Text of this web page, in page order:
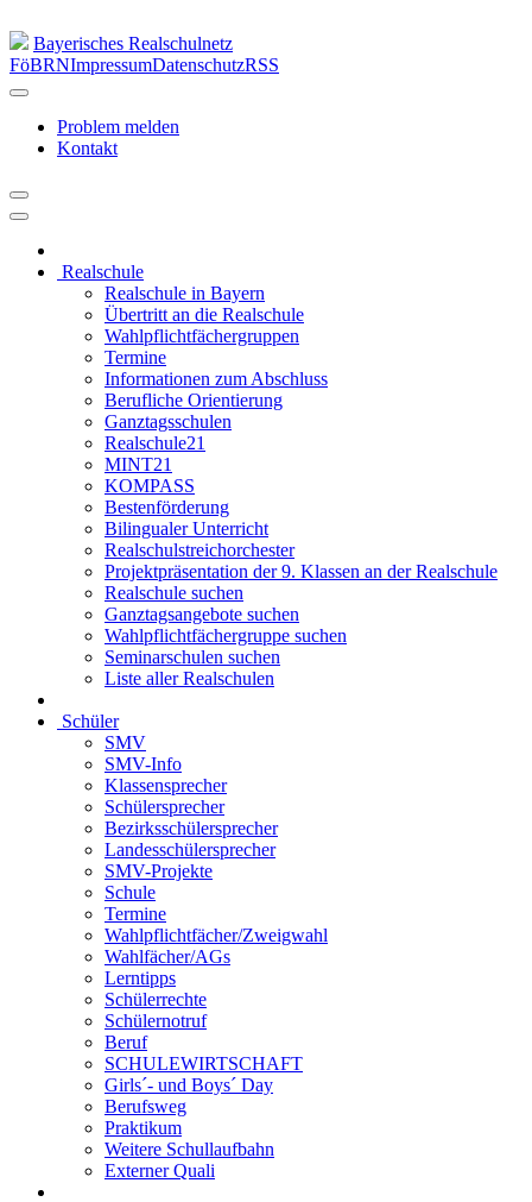
Bayerisches Realschulnetz
FöBRNImpressumDatenschutzRSS
Problem melden
Kontakt
Realschule
Realschule in Bayern
Übertritt an die Realschule
Wahlpflichtfächergruppen
Termine
Informationen zum Abschluss
Berufliche Orientierung
Ganztagsschulen
Realschule21
MINT21
KOMPASS
Bestenförderung
Bilingualer Unterricht
Realschulstreichorchester
Projektpräsentation der 9. Klassen an der Realschule
Realschule suchen
Ganztagsangebote suchen
Wahlpflichtfächergruppe suchen
Seminarschulen suchen
Liste aller Realschulen
Schüler
SMV
SMV-Info
Klassensprecher
Schülersprecher
Bezirksschülersprecher
Landesschülersprecher
SMV-Projekte
Schule
Termine
Wahlpflichtfächer/Zweigwahl
Wahlfächer/AGs
Lerntipps
Schülerrechte
Schülernotruf
Beruf
SCHULEWIRTSCHAFT
Girls´- und Boys´ Day
Berufsweg
Praktikum
Weitere Schullaufbahn
Externer Quali